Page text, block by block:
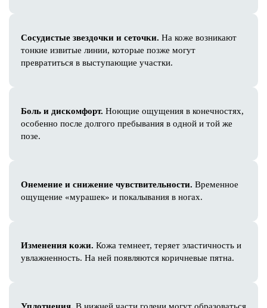
Капельница Vein Balance
Капельница Beauty Antioxidant Pro
Дерматолог
Контакты
+7 (812) 209-0-209
Сосудистые звездочки и сеточки. На коже возникают
тонкие извитые линии, которые позже могут
превратиться в выступающие участки.
Боль и дискомфорт. Ноющие ощущения в конечностях,
особенно после долгого пребывания в одной и той же
позе.
Онемение и снижение чувствительности. Временное
ощущение «мурашек» и покалывания в ногах.
Изменения кожи. Кожа темнеет, теряет эластичность и
увлажненность. На ней появляются коричневые пятна.